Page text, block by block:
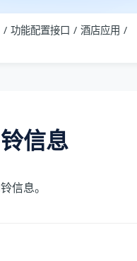
功能配置接口
酒店应用
信息
信息。